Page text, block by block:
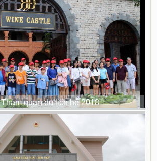
Tham quan du lịch hè 2018